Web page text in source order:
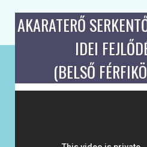
AKARATERŐ
IDEI
(BELSŐ